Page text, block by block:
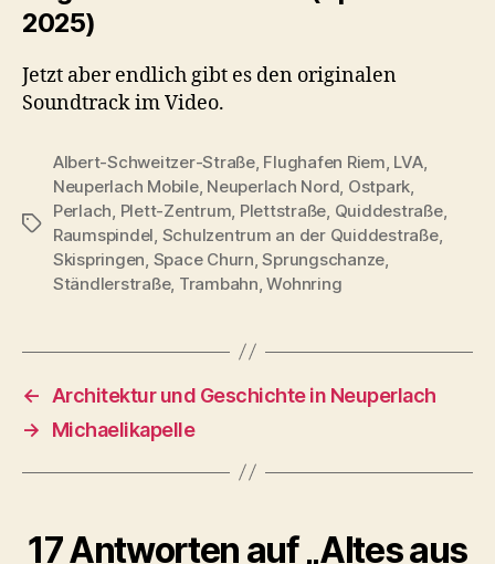
2025)
Jetzt aber endlich gibt es den originalen
Soundtrack im Video.
Schlagwörter
Albert-Schweitzer-Straße, Flughafen Riem, LVA,
Neuperlach Mobile, Neuperlach Nord, Ostpark,
Perlach, Plett-Zentrum, Plettstraße, Quiddestraße,
Raumspindel, Schulzentrum an der Quiddestraße,
Skispringen, Space Churn,Sprungschanze,
Ständlerstraße, Trambahn,Wohnring
←
Architektur und Geschichte in Neuperlach
→
Michaelikapelle
17 Antworten auf „Altes aus